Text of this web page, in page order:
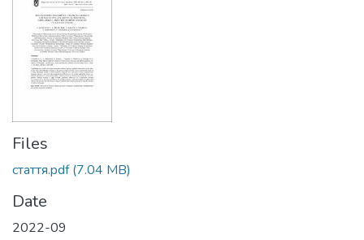
Files
стаття.pdf(7.04 MB)
Date
2022-09